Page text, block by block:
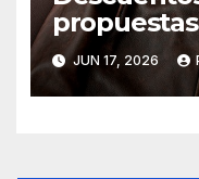
familia en
especial de
JUN 17, 2026